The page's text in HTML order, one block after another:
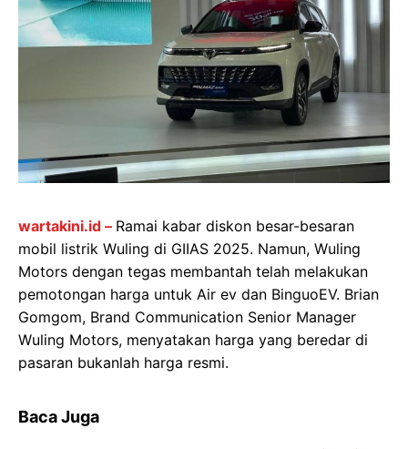
wartakini.id – Ramai kabar diskon besar-besaran
mobil listrik Wuling di GIIAS 2025. Namun, Wuling
Motors dengan tegas membantah telah melakukan
pemotongan harga untuk Air ev dan BinguoEV. Brian
Gomgom, Brand Communication Senior Manager
Wuling Motors, menyatakan harga yang beredar di
pasaran bukanlah harga resmi.
Baca Juga